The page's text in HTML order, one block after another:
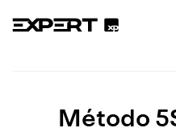
Método